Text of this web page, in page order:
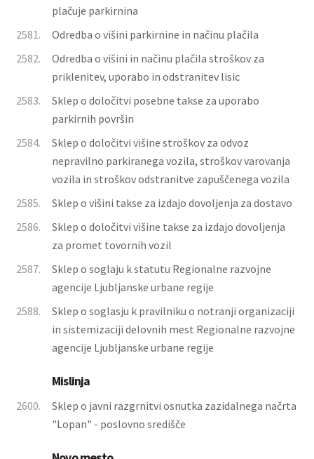
plačuje parkirnina
2581.
Odredba o višini parkirnine in načinu plačila
2582.
Odredba o višini in načinu plačila stroškov za
priklenitev, uporabo in odstranitev lisic
2583.
Sklep o določitvi posebne takse za uporabo
parkirnih površin
2584.
Sklep o določitvi višine stroškov za odvoz
nepravilno parkiranega vozila, stroškov varovanja
vozila in stroškov odstranitve zapuščenega vozila
2585.
Sklep o višini takse za izdajo dovoljenja za dostavo
2586.
Sklep o določitvi višine takse za izdajo dovoljenja
za promet tovornih vozil
2587.
Sklep o soglaju k statutu Regionalne razvojne
agencije Ljubljanske urbane regije
2588.
Sklep o soglasju k pravilniku o notranji organizaciji
in sistemizaciji delovnih mest Regionalne razvojne
agencije Ljubljanske urbane regije
Mislinja
2600.
Sklep o javni razgrnitvi osnutka zazidalnega načrta
"Lopan" - poslovno središče